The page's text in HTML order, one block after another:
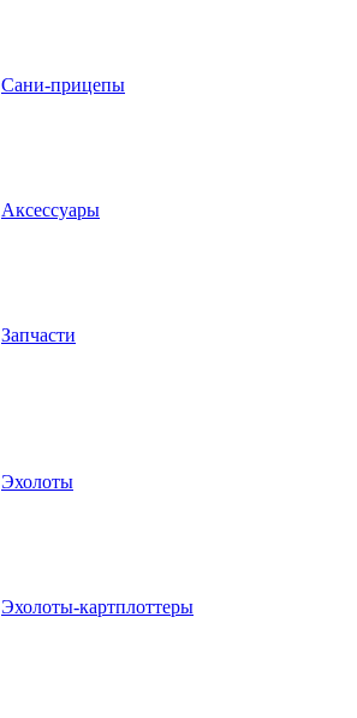
Сани-прицепы
Аксессуары
Запчасти
Эхолоты
Эхолоты-картплоттеры